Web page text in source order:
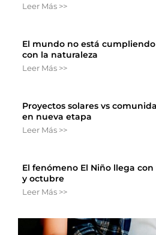
Leer Más >>
El mundo no está
con la naturaleza
Leer Más >>
Proyectos solares vs
en nueva etapa
Leer Más >>
El fenómeno El Niño llega
y octubre
Leer Más >>